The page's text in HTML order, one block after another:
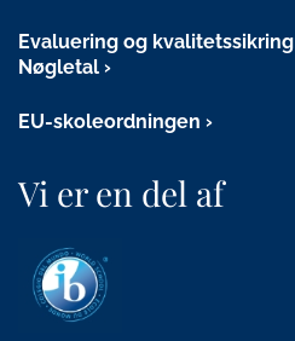
Evaluering og kvalitetssikring
Nøgletal
EU-skoleordningen
Vi er en del af